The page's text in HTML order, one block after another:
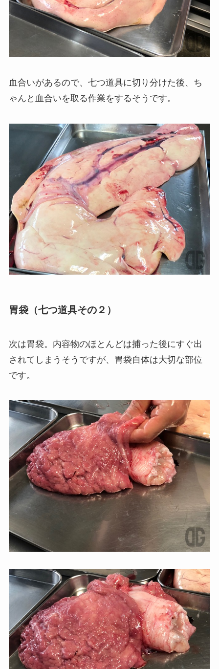
血合いがあるので、七つ道具に切り分けた後、ち
ゃんと血合いを取る作業をするそうです。
胃袋（七つ道具その２）
次は胃袋。内容物のほとんどは捕った後にすぐ出
されてしまうそうですが、胃袋自体は大切な部位
です。